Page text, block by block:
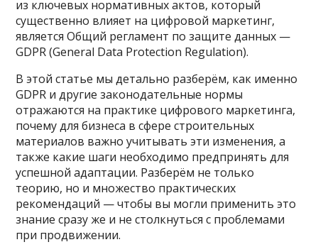
из ключевых нормативных актов, который
существенно влияет на цифровой маркетинг,
является Общий регламент по защите данных —
GDPR (General Data Protection Regulation).
В этой статье мы детально разберём, как именно
GDPR и другие законодательные нормы
отражаются на практике цифрового маркетинга,
почему для бизнеса в сфере строительных
материалов важно учитывать эти изменения, а
также какие шаги необходимо предпринять для
успешной адаптации. Разберём не только
теорию, но и множество практических
рекомендаций — чтобы вы могли применить это
знание сразу же и не столкнуться с проблемами
при продвижении.